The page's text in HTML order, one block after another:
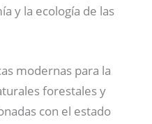
y la ecología de las
modernas para la
forestales y
con el estado